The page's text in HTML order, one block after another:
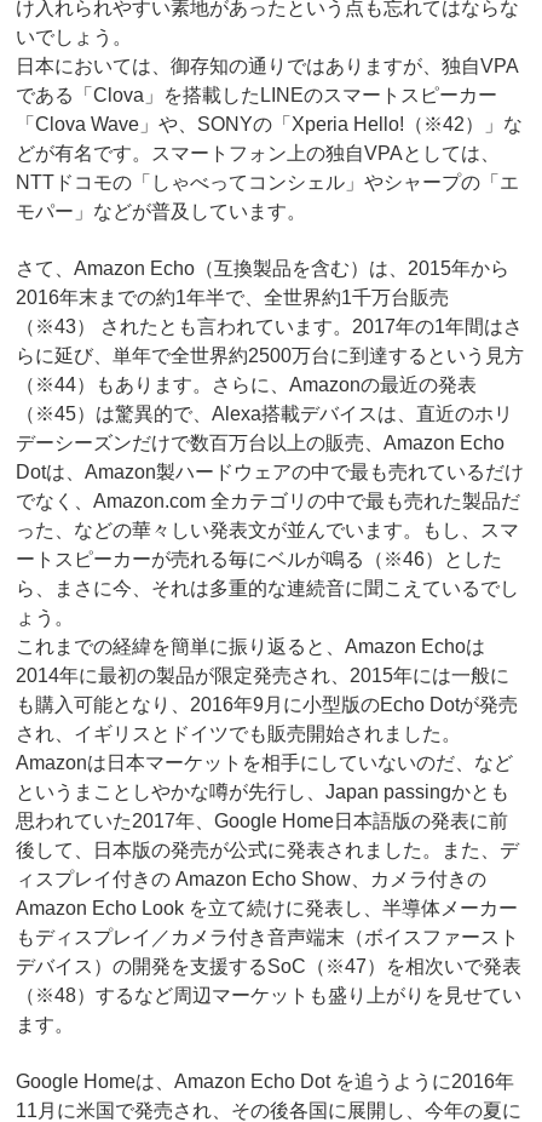
け入れられやすい素地があったという点も忘れてはならな
いでしょう。
日本においては、御存知の通りではありますが、独自VPA
である「Clova」を搭載したLINEのスマートスピーカー
「Clova Wave」や、SONYの「Xperia Hello!（※42）」な
どが有名です。スマートフォン上の独自VPAとしては、
NTTドコモの「しゃべってコンシェル」やシャープの「エ
モパー」などが普及しています。
さて、Amazon Echo（互換製品を含む）は、2015年から
2016年末までの約1年半で、全世界約1千万台販売
（※43） されたとも言われています。2017年の1年間はさ
らに延び、単年で全世界約2500万台に到達するという見方
（※44）もあります。さらに、Amazonの最近の発表
（※45）は驚異的で、Alexa搭載デバイスは、直近のホリ
デーシーズンだけで数百万台以上の販売、Amazon Echo
Dotは、Amazon製ハードウェアの中で最も売れているだけ
でなく、Amazon.com 全カテゴリの中で最も売れた製品だ
った、などの華々しい発表文が並んでいます。もし、スマ
ートスピーカーが売れる毎にベルが鳴る（※46）とした
ら、まさに今、それは多重的な連続音に聞こえているでし
ょう。
これまでの経緯を簡単に振り返ると、Amazon Echoは
2014年に最初の製品が限定発売され、2015年には一般に
も購入可能となり、2016年9月に小型版のEcho Dotが発売
され、イギリスとドイツでも販売開始されました。
Amazonは日本マーケットを相手にしていないのだ、など
というまことしやかな噂が先行し、Japan passingかとも
思われていた2017年、Google Home日本語版の発表に前
後して、日本版の発売が公式に発表されました。また、デ
ィスプレイ付きの Amazon Echo Show、カメラ付きの
Amazon Echo Look を立て続けに発表し、半導体メーカー
もディスプレイ／カメラ付き音声端末（ボイスファースト
デバイス）の開発を支援するSoC（※47）を相次いで発表
（※48）するなど周辺マーケットも盛り上がりを見せてい
ます。
Google Homeは、Amazon Echo Dot を追うように2016年
11月に米国で発売され、その後各国に展開し、今年の夏に